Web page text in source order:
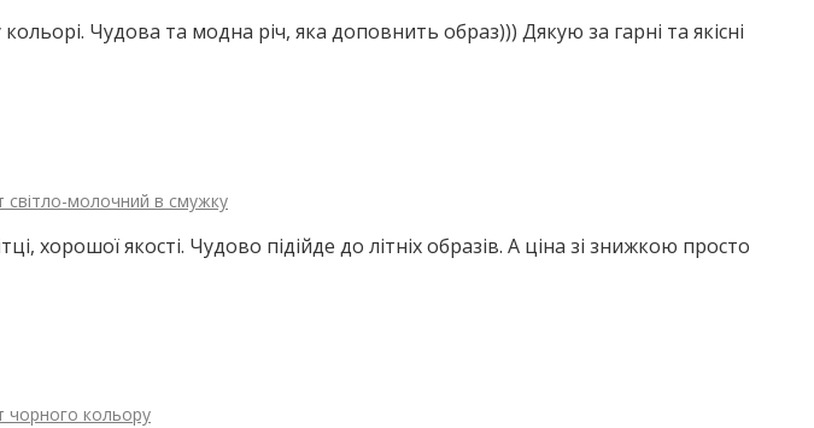
Чудова та модна річ, яка доповнить образ))) Дякую за гарні та якісні
молочний в смужку
хорошої якості. Чудово підійде до літніх образів. А ціна зі знижкою просто
чорного кольору